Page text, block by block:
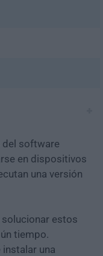
del software
en dispositivos
una versión
estos
tiempo.
una